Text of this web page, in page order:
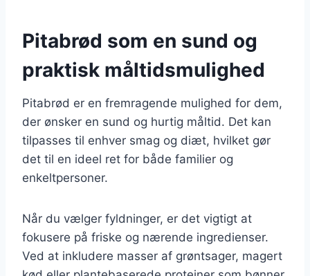
Pitabrød som en sund og
praktisk måltidsmulighed
Pitabrød er en fremragende mulighed for dem,
der ønsker en sund og hurtig måltid. Det kan
tilpasses til enhver smag og diæt, hvilket gør
det til en ideel ret for både familier og
enkeltpersoner.
Når du vælger fyldninger, er det vigtigt at
fokusere på friske og nærende ingredienser.
Ved at inkludere masser af grøntsager, magert